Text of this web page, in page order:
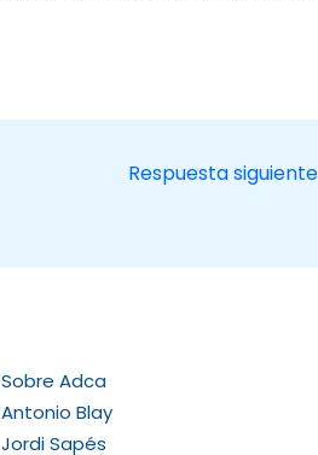
Respuesta siguiente
Sobre Adca
Antonio Blay
Jordi Sapés